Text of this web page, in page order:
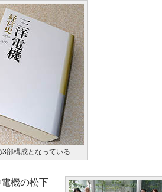
部構成となっている
機の松下